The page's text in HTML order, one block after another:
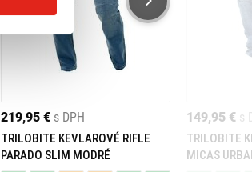
219,95 € s DPH
TRILOBITE KEVLAROVÉ RIFLE
PARADO SLIM MODRÉ
149,95 € s
TRILOBITE
MICAS